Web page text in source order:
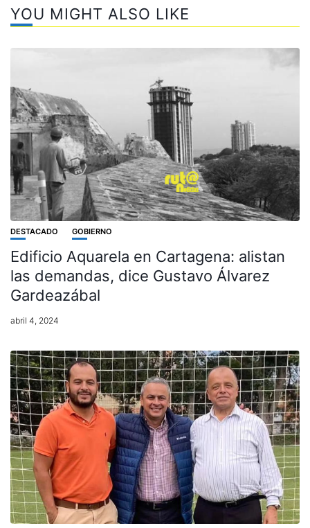
YOU MIGHT ALSO LIKE
DESTACADO GOBIERNO
Edificio Aquarela en Cartagena: alistan
las demandas, dice Gustavo Álvarez
Gardeazábal
abril 4, 2024